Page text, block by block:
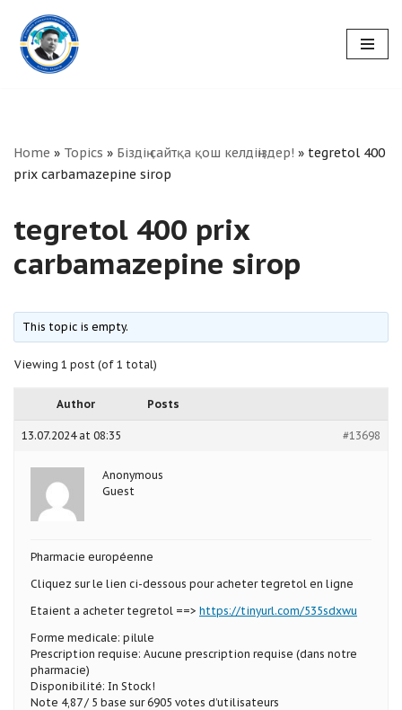
Skip
to
Home » Topics » Біздің сайтқа қош келдіңіздер! » tegretol 400
prix carbamazepine sirop
tegretol 400 prix
carbamazepine sirop
This topic is empty.
Viewing 1 post (of 1 total)
Author Posts
13.07.2024 at 08:35 #13698
Anonymous
Guest
Pharmacie européenne
Cliquez sur le lien ci-dessous pour acheter tegretol en ligne
Etaient a acheter tegretol ==> https://tinyurl.com/535sdxwu
Forme medicale: pilule
Prescription requise: Aucune prescription requise (dans notre
pharmacie)
Disponibilité: In Stock!
Note 4,87 / 5 base sur 6905 votes d’utilisateurs